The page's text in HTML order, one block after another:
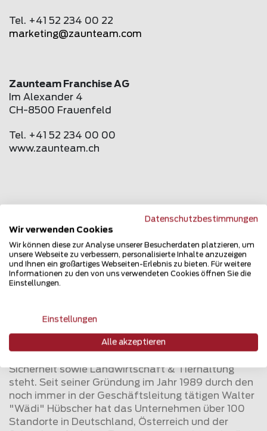
Tel. +41 52 234 00 22
marketing@zaunteam.com
Zaunteam Franchise AG
Im Alexander 4
CH-8500 Frauenfeld
Tel. +41 52 234 00 00
www.zaunteam.ch
Als eines der europaweit führenden Unternehmen
für Zaun- und Torsysteme legt Zaunteam viel Wert
auf vorbildliche Dienstleistungen und einen hohen
Zaunteam ist das Franchise-Unternehmen, das für
fachgerechte Montage rund um Zäune und Tore für
Sicherheit sowie Landwirtschaft & Tierhaltung
steht. Seit seiner Gründung im Jahr 1989 durch den
noch immer in der Geschäftsleitung tätigen Walter
"Wädi" Hübscher hat das Unternehmen über 100
Standorte in Deutschland, Österreich und der
Datenschutzbestimmungen
Wir verwenden Cookies
Wir können diese zur Analyse unserer Besucherdaten platzieren, um
unsere Webseite zu verbessern, personalisierte Inhalte anzuzeigen
und Ihnen ein großartiges Webseiten-Erlebnis zu bieten. Für weitere
Informationen zu den von uns verwendeten Cookies öffnen Sie die
Einstellungen.
Einstellungen
Alle akzeptieren